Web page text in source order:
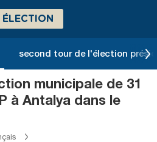
ÉLECTION
second tour de l'élection
municipale de 31
à Antalya dans le